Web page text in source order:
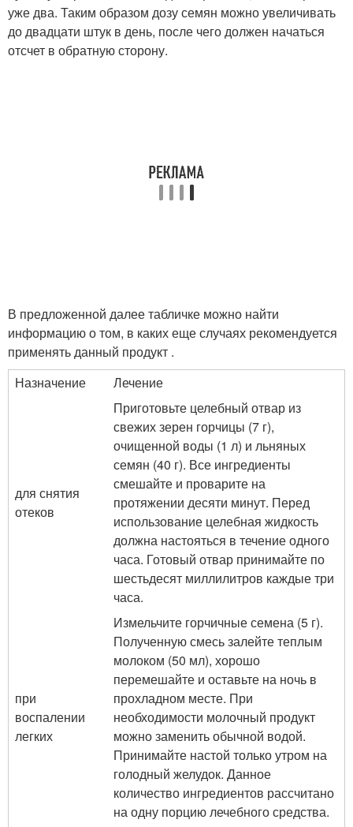
уже два. Таким образом дозу семян можно увеличивать
до двадцати штук в день, после чего должен начаться
отсчет в обратную сторону.
В предложенной далее табличке можно найти
информацию о том, в каких еще случаях рекомендуется
применять данный продукт .
Назначение
Лечение
для снятия
отеков
Приготовьте целебный отвар из
свежих зерен горчицы (7 г),
очищенной воды (1 л) и льняных
семян (40 г). Все ингредиенты
смешайте и проварите на
протяжении десяти минут. Перед
использование целебная жидкость
должна настояться в течение одного
часа. Готовый отвар принимайте по
шестьдесят миллилитров каждые три
часа.
при
воспалении
легких
Измельчите горчичные семена (5 г).
Полученную смесь залейте теплым
молоком (50 мл), хорошо
перемешайте и оставьте на ночь в
прохладном месте. При
необходимости молочный продукт
можно заменить обычной водой.
Принимайте настой только утром на
голодный желудок. Данное
количество ингредиентов рассчитано
на одну порцию лечебного средства.